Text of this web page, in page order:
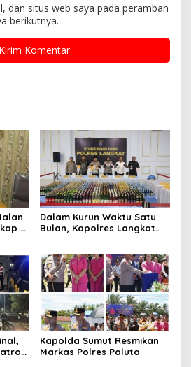
dan situs web saya pada peramban
berikutnya.
di
Dalam Kurun Waktu Satu
Bulan, Kapolres Langkat
Kriminal, dan Kekerasan
Seksual terhadap Anak
Kapolda Sumut Resmikan
Markas Polres Paluta